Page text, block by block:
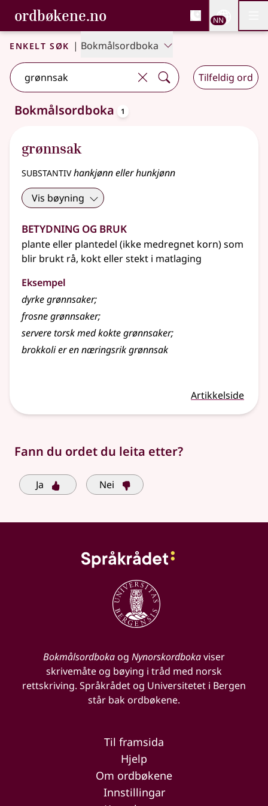
Gå til hovudinnhald
Tilgjenge
ordbøkene.no, Bokmålsordboka og
Bokmålsordboka og Nynorskordboka
NN
Enkelt søk | Bokmålsordboka
Tilfeldig ord
Eitt treff.Ytterlegare søkjeforslag tilgjengelege
Bokmålsordboka 1
grønnsak
substantivhankjønn eller hunkjønn
Vis bøyning
Betydning og bruk
plante eller plantedel (ikke medregnet korn) som
blir brukt rå, kokt eller stekt i matlaging
Eksempel
dyrkegrønnsaker;
frosne grønnsaker;
servere torsk med kokte grønnsaker;
brokkoli er en næringsrik grønnsak
Artikkelside
Fann du ordet du leita etter?
Ja Nei
Bokmålsordbokaog Nynorskordbokaviser
skrivemåte og bøying i tråd med norsk
rettskriving. Språkrådet og Universitetet i Bergen
står bak ordbøkene.
Til framsida
Hjelp
Om ordbøkene
Innstillingar